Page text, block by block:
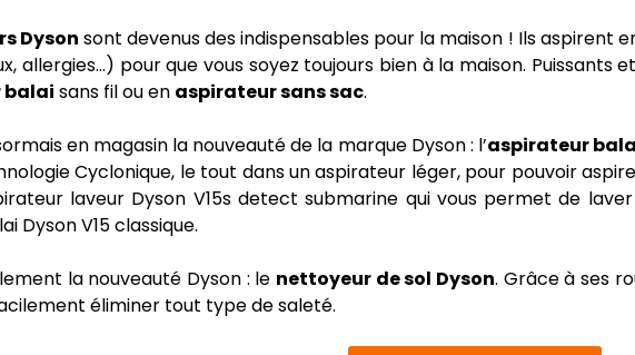
Dyson sont devenus des indispensables pour la maison ! Ils
allergies…) pour que vous soyez toujours bien à la maison.
balai sans fil ou en aspirateur sans sac.
en magasin la nouveauté de la marque Dyson : l’aspirateur
Cyclonique, le tout dans un aspirateur léger, pour pouvoir
laveur Dyson V15s detect submarine qui vous permet de
Dyson V15 classique.
la nouveauté Dyson : le nettoyeur de sol Dyson. Grâce à ses
éliminer tout type de saleté.